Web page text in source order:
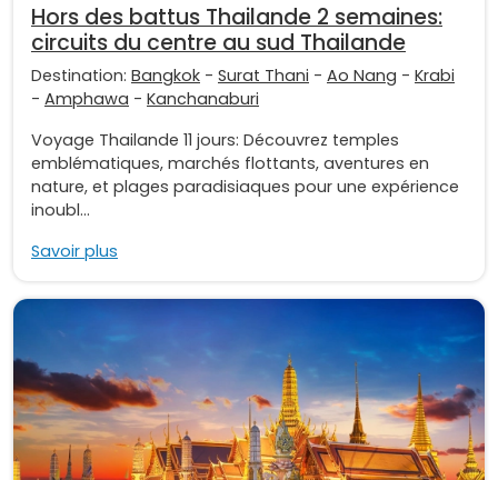
Hors des battus Thailande 2 semaines:
circuits du centre au sud Thailande
Destination: Bangkok - Surat Thani - Ao Nang - Krabi
- Amphawa - Kanchanaburi
Voyage Thailande 11 jours: Découvrez temples
emblématiques, marchés flottants, aventures en
nature, et plages paradisiaques pour une expérience
inoubl...
Savoir plus